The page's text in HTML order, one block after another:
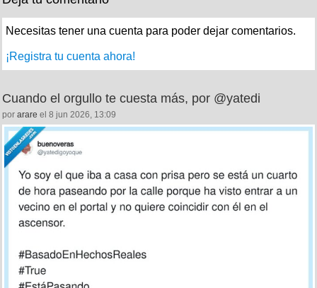
Necesitas tener una cuenta para poder dejar comentarios.
¡Registra tu cuenta ahora!
Cuando el orgullo te cuesta más, por @yatedi
por arare el 8 jun 2026, 13:09